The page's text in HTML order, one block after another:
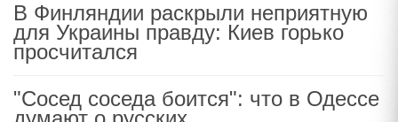
В Финляндии раскрыли неприятную
для Украины правду: Киев горько
просчитался
"Сосед соседа боится": что в Одессе